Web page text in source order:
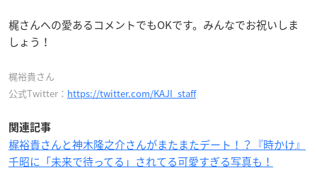
梶さんへの愛あるコメントでもOKです。みんなでお祝いしま
しょう！
梶裕貴さん
公式Twitter： https://twitter.com/KAJI_staff
関連記事
梶裕貴さんと神木隆之介さんがまたまたデート！？『時かけ』
千昭に「未来で待ってる」されてる可愛すぎる写真も！